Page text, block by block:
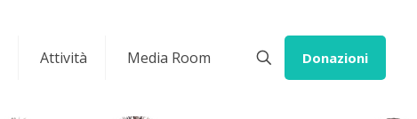
Attività Media Room Donazioni